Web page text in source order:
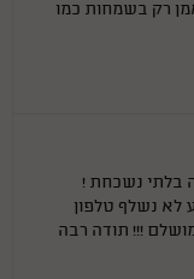
רק בשמחות כמו
בלתי נשכחת !
לא נשלף טלפון
!!! תודה רבה